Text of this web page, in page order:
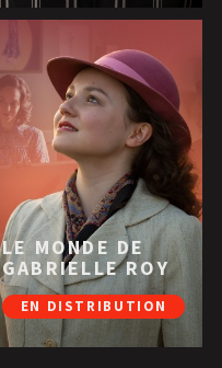
LE MONDE DE
GABRIELLE ROY
EN DISTRIBUTION